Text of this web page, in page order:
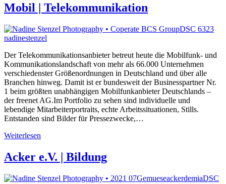
Mobil | Telekommunikation
Der Telekommunikationsanbieter betreut heute die Mobilfunk- und
Kommunikationslandschaft von mehr als 66.000 Unternehmen
verschiedenster Größenordnungen in Deutschland und über alle
Branchen hinweg. Damit ist er bundesweit der Businesspartner Nr.
1 beim größten unabhängigen Mobilfunkanbieter Deutschlands –
der freenet AG.Im Portfolio zu sehen sind individuelle und
lebendige Mitarbeiterportraits, echte Arbeitssituationen, Stills.
Entstanden sind Bilder für Pressezwecke,…
Weiterlesen
Acker e.V. | Bildung